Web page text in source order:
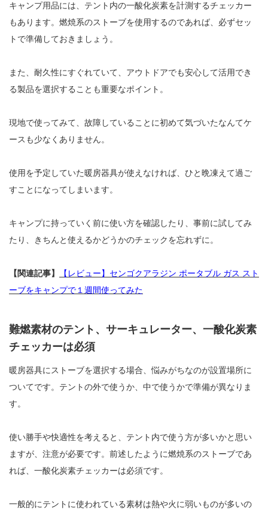
キャンプ用品には、テント内の一酸化炭素を計測するチェッカー
もあります。燃焼系のストーブを使用するのであれば、必ずセッ
トで準備しておきましょう。
また、耐久性にすぐれていて、アウトドアでも安心して活用でき
る製品を選択することも重要なポイント。
現地で使ってみて、故障していることに初めて気づいたなんてケ
ースも少なくありません。
使用を予定していた暖房器具が使えなければ、ひと晩凍えて過ご
すことになってしまいます。
キャンプに持っていく前に使い方を確認したり、事前に試してみ
たり、きちんと使えるかどうかのチェックを忘れずに。
【関連記事】
【レビュー】センゴクアラジン ポータブル ガス スト
ーブをキャンプで１週間使ってみた
難燃素材のテント、サーキュレーター、一酸化炭素
チェッカーは必須
暖房器具にストーブを選択する場合、悩みがちなのが設置場所に
ついてです。テントの外で使うか、中で使うかで準備が異なりま
す。
使い勝手や快適性を考えると、テント内で使う方が多いかと思い
ますが、注意が必要です。前述したように燃焼系のストーブであ
れば、一酸化炭素チェッカーは必須です。
一般的にテントに使われている素材は熱や火に弱いものが多いの